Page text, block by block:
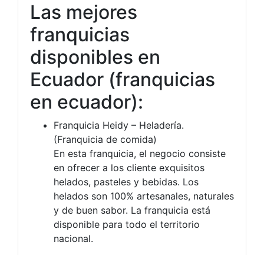
Las mejores
franquicias
disponibles en
Ecuador (franquicias
en ecuador):
Franquicia Heidy – Heladería.
(Franquicia de comida)
En esta franquicia, el negocio consiste
en ofrecer a los cliente exquisitos
helados, pasteles y bebidas. Los
helados son 100% artesanales, naturales
y de buen sabor. La franquicia está
disponible para todo el territorio
nacional.